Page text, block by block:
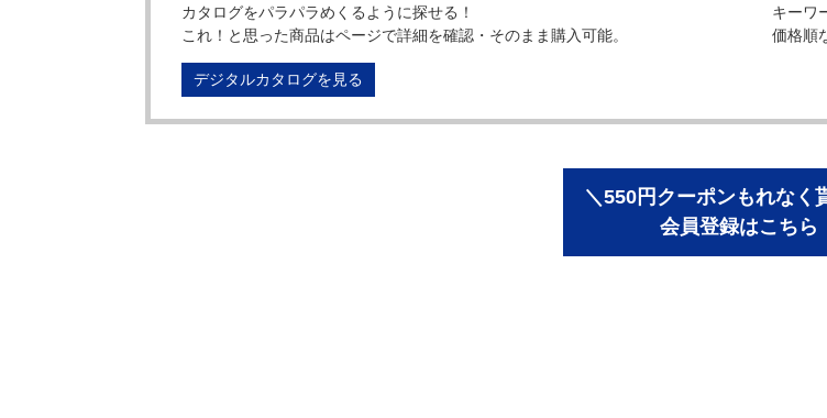
カタログをパラパラめくるように探せる！
これ！と思った商品はページで詳細を確認・そのまま購入可能。
デジタルカタログを見る
キーワ
価格順
＼550円クーポンもれなく
会員登録はこちら